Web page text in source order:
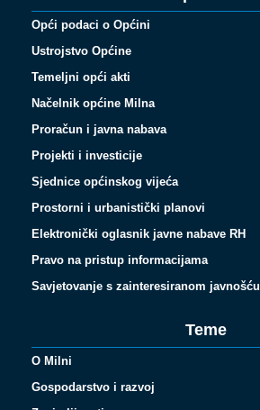
Opći podaci o Općini
Ustrojstvo Općine
Temeljni opći akti
Načelnik općine Milna
Proračun i javna nabava
Projekti i investicije
Sjednice općinskog vijeća
Prostorni i urbanistički planovi
Elektronički oglasnik javne nabave RH
Pravo na pristup informacijama
Savjetovanje s zainteresiranom javnošću
Teme
O Milni
Gospodarstvo i razvoj